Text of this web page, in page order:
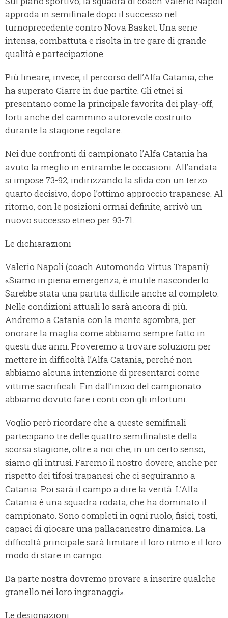
approda in semifinale dopo il successo nel
turnoprecedente contro Nova Basket. Una serie
intensa, combattuta e risolta in tre gare di grande
qualità e partecipazione.
Più lineare, invece, il percorso dell’Alfa Catania, che
ha superato Giarre in due partite. Gli etnei si
presentano come la principale favorita dei play-off,
forti anche del cammino autorevole costruito
durante la stagione regolare.
Nei due confronti di campionato l’Alfa Catania ha
avuto la meglio in entrambe le occasioni. All’andata
si impose 73-92, indirizzando la sfida con un terzo
quarto decisivo, dopo l’ottimo approccio trapanese. Al
ritorno, con le posizioni ormai definite, arrivò un
nuovo successo etneo per 93-71.
Le dichiarazioni
Valerio Napoli (coach Automondo Virtus Trapani):
«Siamo in piena emergenza, è inutile nasconderlo.
Sarebbe stata una partita difficile anche al completo.
Nelle condizioni attuali lo sarà ancora di più.
Andremo a Catania con la mente sgombra, per
onorare la maglia come abbiamo sempre fatto in
questi due anni. Proveremo a trovare soluzioni per
mettere in difficoltà l’Alfa Catania, perché non
abbiamo alcuna intenzione di presentarci come
vittime sacrificali. Fin dall’inizio del campionato
abbiamo dovuto fare i conti con gli infortuni.
Voglio però ricordare che a queste semifinali
partecipano tre delle quattro semifinaliste della
scorsa stagione, oltre a noi che, in un certo senso,
siamo gli intrusi. Faremo il nostro dovere, anche per
rispetto dei tifosi trapanesi che ci seguiranno a
Catania. Poi sarà il campo a dire la verità. L’Alfa
Catania è una squadra rodata, che ha dominato il
campionato. Sono completi in ogni ruolo, fisici, tosti,
capaci di giocare una pallacanestro dinamica. La
difficoltà principale sarà limitare il loro ritmo e il loro
modo di stare in campo.
Da parte nostra dovremo provare a inserire qualche
granello nei loro ingranaggi».
Le designazioni